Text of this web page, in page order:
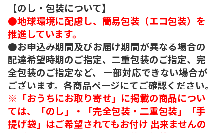
【のし・包装について】
●地球環境に配慮し、簡易包装（エコ包装）を
推進しています。
●お申込み期間及びお届け期間が異なる場合の
配達希望時期のご指定、二重包装のご指定、完
全包装のご指定など、 一部対応できない場合が
ございます。各商品ページにてご確認ください。
※「おうちにお取り寄せ」に掲載の商品につい
ては、「のし」・「完全包装・二重包装」「手
提げ袋」はご希望されてもお付け 出来ませんの